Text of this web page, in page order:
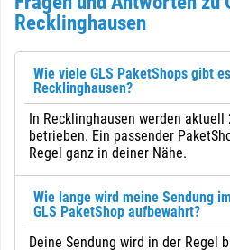
Recklinghausen
Wie viele GLS PaketShops gibt
Recklinghausen?
In Recklinghausen werden aktuell
betrieben. Ein passender
Regel ganz in deiner Nähe.
Wie lange wird meine Sendung
GLS PaketShop aufbewahrt?
Deine Sendung wird in der Regel